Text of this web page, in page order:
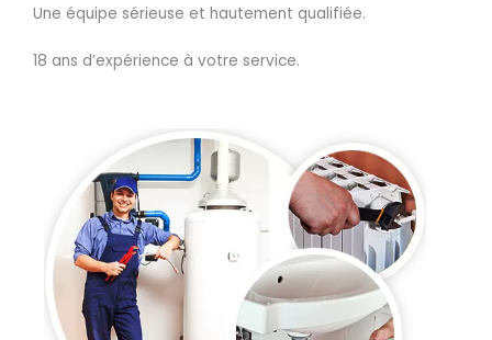
Une équipe sérieuse et hautement qualifiée.
18 ans d’expérience à votre service.